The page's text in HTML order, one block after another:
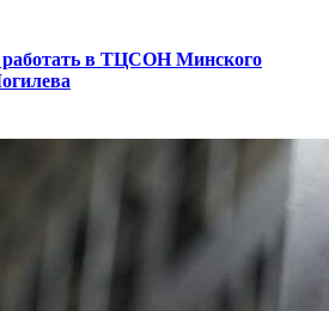
в ТЦСОН Минского